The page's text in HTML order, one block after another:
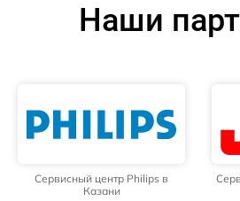
Наши
Сервисный центр Philips в
Казани